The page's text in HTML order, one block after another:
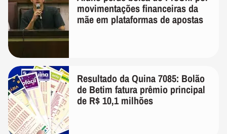
movimentações financeiras da
mãe em plataformas de apostas
Resultado da Quina 7085: Bolão
de Betim fatura prêmio principal
de R$ 10,1 milhões